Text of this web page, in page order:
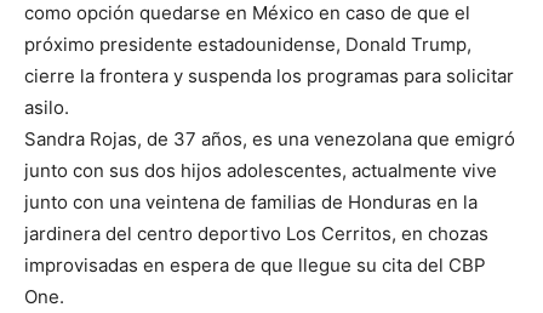
como opción quedarse en México en caso de que el
próximo presidente estadounidense, Donald Trump,
cierre la frontera y suspenda los programas para solicitar
asilo.
Sandra Rojas, de 37 años, es una venezolana que emigró
junto con sus dos hijos adolescentes, actualmente vive
junto con una veintena de familias de Honduras en la
jardinera del centro deportivo Los Cerritos, en chozas
improvisadas en espera de que llegue su cita del CBP
One.